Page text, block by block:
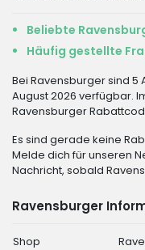
Beliebte
Häufig gestellte
Bei Ravensburger sind
August 2026 verfügbar.
Ravensburger
Es sind gerade keine
Melde dich für unseren
Nachricht, sobald
Ravensburger
Shop